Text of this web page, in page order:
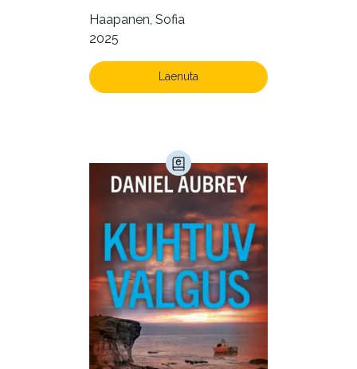
Kultuur ja teadus (45)
Kunst ja looming (86)
Laste- ja noortekirjandus (580)
Maamajandus (24)
Majandus (34)
Perioodika (15)
Psühholoogia (184)
Rahandus (47)
Religioon (107)
Siseturvalisus (34)
Sport (52)
Tehnika (6)
Telekommunikatsioon (9)
käsiraamat sujuvaks ja
rahuldust pakkuvaks
Haapanen, Sofia
2025
Laenuta